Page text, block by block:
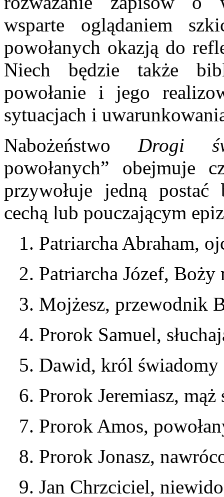
wsparte oglądaniem
powołanych okazją do
Niech będzie także
powołanie i jego
sytuacjach i
Nabożeństwo Drogi
powołanych” obejmuje
przywołuje jedną
cechą lub pouczającym
1. Patriarcha Abraham,
2. Patriarcha Józef, Boży
3. Mojżesz, przewodnik
4. Prorok Samuel,
5. Dawid, król świadomy
6. Prorok Jeremiasz,
7. Prorok Amos,
8. Prorok Jonasz,
9. Jan Chrzciciel,